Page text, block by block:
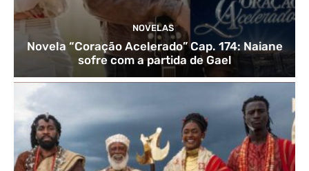
NOVELAS
Novela “Coração Acelerado” Cap. 174: Naiane
sofre com a partida de Gael